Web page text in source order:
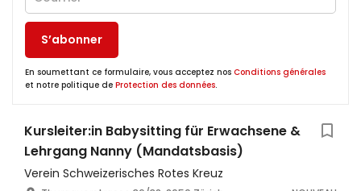
S’abonner
En soumettant ce formulaire, vous acceptez nos Conditions générales
et notre politique de Protection des données.
Kursleiter:in Babysitting für Erwachsene &
Lehrgang Nanny (Mandatsbasis)
Verein Schweizerisches Rotes Kreuz